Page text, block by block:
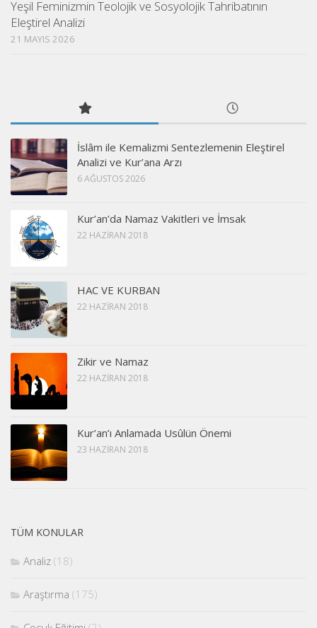
Yeşil Feminizmin Teolojik ve Sosyolojik Tahribatının
Eleştirel Analizi
21 MAYIS 2026
İslâm ile Kemalizmi Sentezlemenin Eleştirel
Analizi ve Kur’ana Arzı
6 AĞUSTOS 2026
Kur’an’da Namaz Vakitleri ve İmsak
22 HAZIRAN 2018
HAC VE KURBAN
22 HAZIRAN 2018
Zikir ve Namaz
22 HAZIRAN 2018
Kur’an’ı Anlamada Usûlün Önemi
23 HAZIRAN 2018
TÜM KONULAR
Analiz (18)
Araştırma (175)